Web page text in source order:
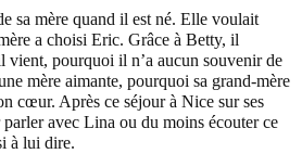
sa mère quand il est né. Elle voulait
a choisi Eric. Grâce à Betty, il
vient, pourquoi il n’a aucun souvenir de
mère aimante, pourquoi sa grand-mère
cœur. Après ce séjour à Nice sur ses
avec Lina ou du moins écouter ce
à lui dire.